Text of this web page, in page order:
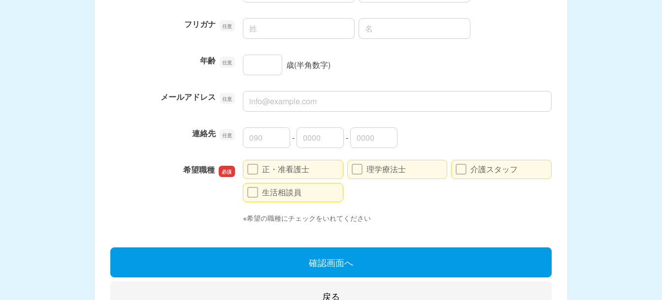
フリガナ 名前の姓 名前の名
年齢 年齢 歳(半角数字)
メールアドレス メールアドレス
連絡先
連絡先の市外局番
-
連絡先の市内局番 -
連絡先の加入者番号
希望職種 正・准看護士 理学療法士 介護スタッフ
生活相談員
※希望の職種にチェックをいれてください